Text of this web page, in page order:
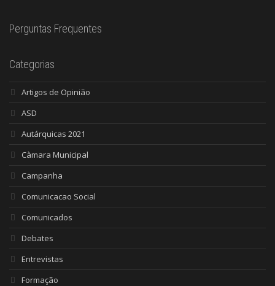
Perguntas Frequentes
Categorias
Artigos de Opinião
ASD
Autárquicas 2021
Càmara Municipal
Campanha
Comunicacao Social
Comunicados
Debates
Entrevistas
Formação